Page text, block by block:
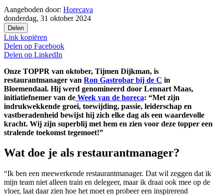
Aangeboden door: Horecava
donderdag, 31 oktober 2024
Delen
Link kopiëren
Delen op Facebook
Delen op LinkedIn
Onze TOPPR van oktober, Tijmen Dijkman, is
restaurantmanager van Ron Gastrobar bij de C in
Bloemendaal. Hij werd genomineerd door Lennart Maas,
initiatiefnemer van de Week van de horeca: “Met zijn
indrukwekkende groei, toewijding, passie, leiderschap en
vastberadenheid bewijst hij zich elke dag als een waardevolle
kracht. Wij zijn superblij met hem en zien voor deze topper een
stralende toekomst tegemoet!”
Wat doe je als restaurantmanager?
“Ik ben een meewerkende restaurantmanager. Dat wil zeggen dat ik
mijn team niet alleen train en delegeer, maar ik draai ook mee op de
vloer, laat daar zien hoe het moet en probeer een inspirerend